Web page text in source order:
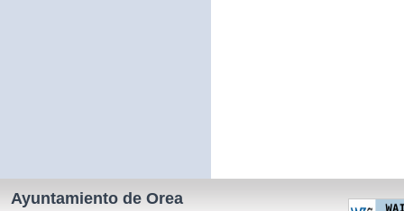
Ayuntamiento de Orea